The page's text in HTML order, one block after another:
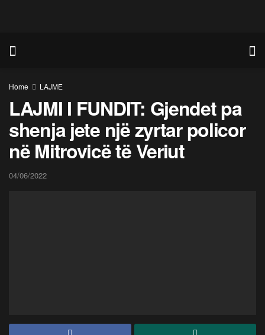
Home LAJME
LAJMI I FUNDIT: Gjendet pa
shenja jete një zyrtar policor
në Mitrovicë të Veriut
04/06/2022